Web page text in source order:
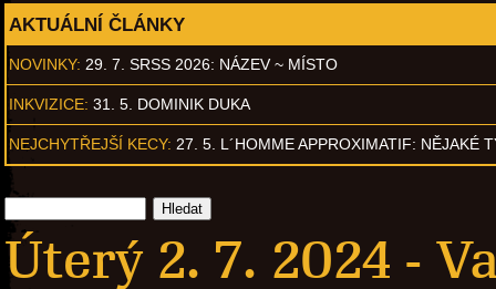
AKTUÁLNÍ ČLÁNKY
NOVINKY: 29. 7. SRSS 2026: NÁZEV ~ MÍSTO
INKVIZICE: 31. 5. DOMINIK DUKA
NEJCHYTŘEJŠÍ KECY: 27. 5. L´HOMME APPROXIMATIF: NĚJAKÉ
Úterý 2. 7. 2024 -